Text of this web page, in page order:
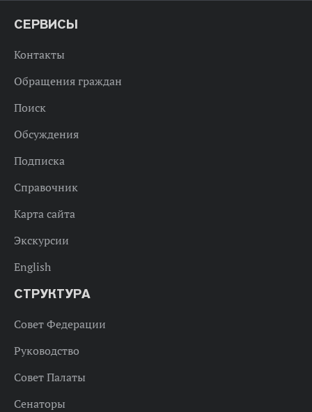
СЕРВИСЫ
Контакты
Обращения граждан
Поиск
Обсуждения
Подписка
Справочник
Карта сайта
Экскурсии
English
СТРУКТУРА
Совет Федерации
Руководство
Совет Палаты
Сенаторы